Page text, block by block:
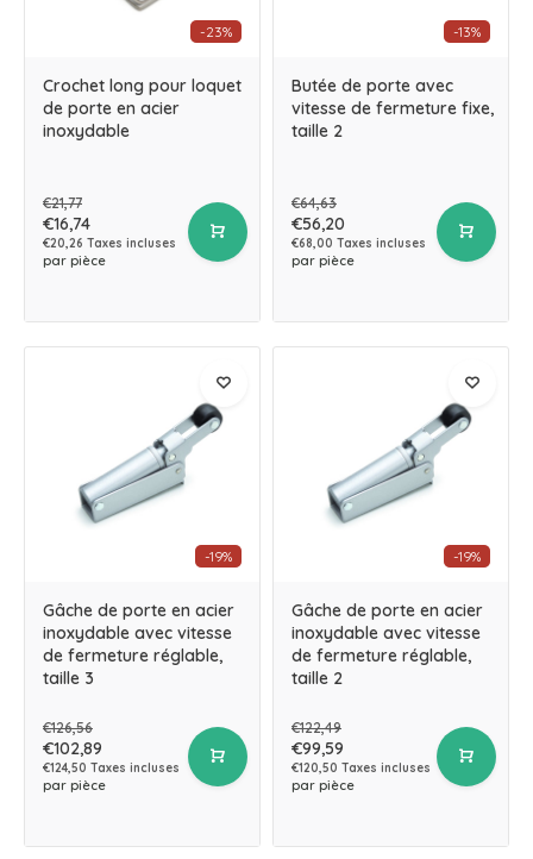
-23%
Crochet long pour loquet
de porte en acier
inoxydable
€21,77
€16,74
€20,26 Taxes incluses
par pièce
-13%
Butée de porte avec
vitesse de fermeture fixe,
taille 2
€64,63
€56,20
€68,00 Taxes incluses
par pièce
-19%
Gâche de porte en acier
inoxydable avec vitesse
de fermeture réglable,
taille 3
€126,56
€102,89
€124,50 Taxes incluses
par pièce
-19%
Gâche de porte en acier
inoxydable avec vitesse
de fermeture réglable,
taille 2
€122,49
€99,59
€120,50 Taxes incluses
par pièce